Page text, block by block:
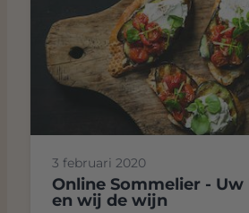
3 februari 2020
Online Sommelier -
en wij de wijn